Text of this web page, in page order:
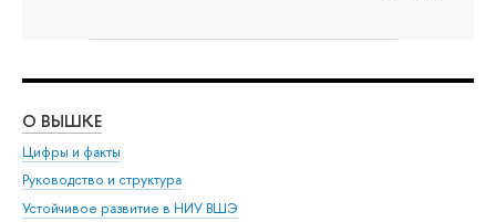
О ВЫШКЕ
Цифры и факты
Руководство и структура
Устойчивое развитие в НИУ ВШЭ